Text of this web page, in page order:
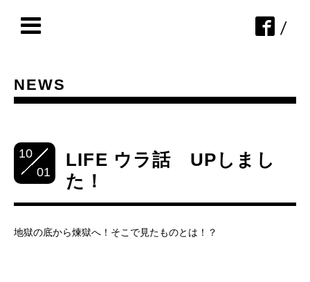
/
NEWS
10
01
LIFE ウラ話 UPしまし
た！
地獄の底から煉獄へ！そこで見たものとは！？